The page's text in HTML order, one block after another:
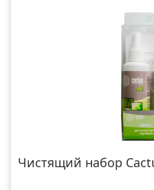
Чистящий набор